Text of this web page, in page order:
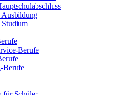
Ausbildung
Studium
Berufe
Berufe